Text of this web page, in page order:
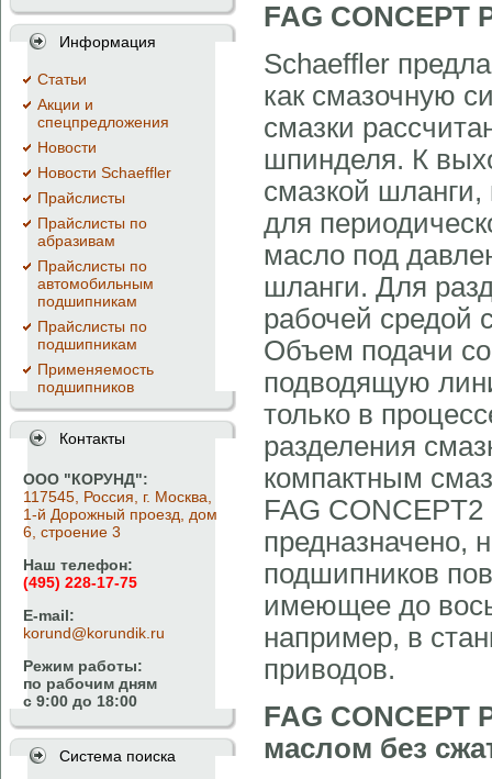
Информация
Cтатьи
Акции и
спецпредложения
Новости
Новости Schaeffler
Прайслисты
Прайслисты по
абразивам
Прайслисты по
автомобильным
подшипникам
Прайслисты по
подшипникам
Применяемость
подшипников
Контакты
ООО "КОРУНД":
117545, Россия, г. Москва,
1-й Дорожный проезд, дом
6, строение 3
Наш телефон:
(495) 228-17-75
E-mail:
korund@korundik.ru
Режим работы:
по рабочим дням
с 9:00 до 18:00
Система поиска
FAG CONCEPT
Schaeffler
как смазочную
смазки
шпинделя. К
смазкой шланги,
для
масло под
шланги. Для
рабочей средой
Объем подачи
подводящую
только в
разделения
компактным
FAG
предназначено,
подшипников
имеющее до
например, в
приводов.
FAG CONCEPT
маслом без